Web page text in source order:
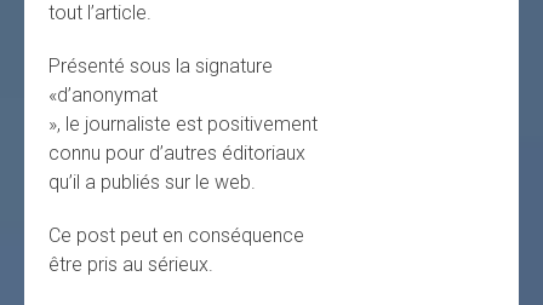
tout l’article.
Présenté sous la signature
«d’anonymat
», le journaliste est positivement
connu pour d’autres éditoriaux
qu’il a publiés sur le web.
Ce post peut en conséquence
être pris au sérieux.